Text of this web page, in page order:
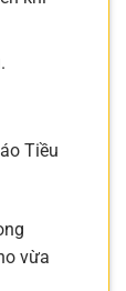
Tiều
vừa